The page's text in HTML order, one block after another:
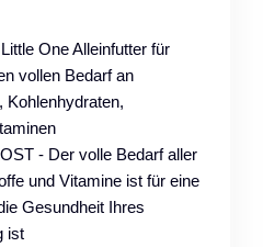
One Alleinfutter für
vollen Bedarf an
Kohlenhydraten,
- Der volle Bedarf aller
und Vitamine ist für eine
Gesundheit Ihres
ist